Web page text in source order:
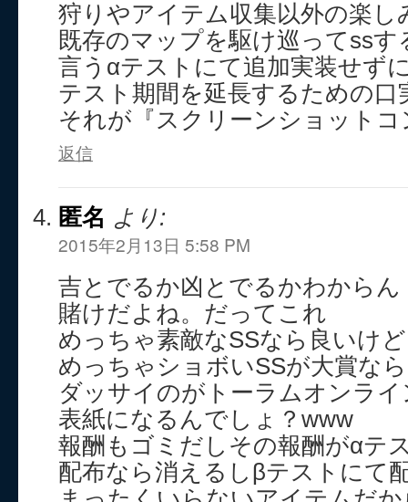
狩りやアイテム収集以外の楽し
既存のマップを駆け巡ってssす
言うαテストにて追加実装せず
テスト期間を延長するための口
それが『スクリーンショット
返信
匿名 より:
2015年2月13日 5:58 PM
吉とでるか凶とでるかわからん
賭けだよね。だってこれ
めっちゃ素敵なSSなら良いけど
めっちゃショボいSSが大賞なら
ダッサイのがトーラムオンライ
表紙になるんでしょ？www
報酬もゴミだしその報酬がαテ
配布なら消えるしβテストにて